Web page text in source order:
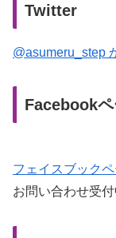
Twitter
@asumeru_step
Facebook
フェイスブック
お問い合わせ受付